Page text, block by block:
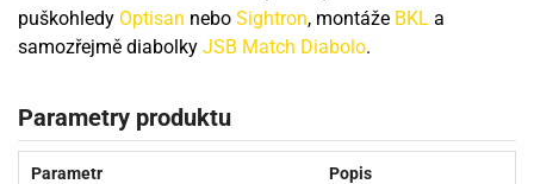
puškohledy Optisan nebo Sightron, montáže BKL a
samozřejmě diabolky JSB Match Diabolo.
Parametry produktu
Parametr Popis